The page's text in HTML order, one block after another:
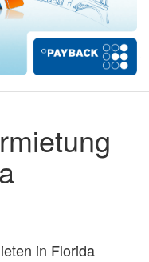
in Florida